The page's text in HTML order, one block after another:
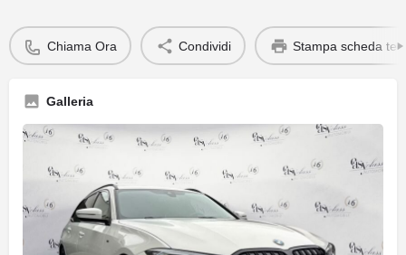
Chiama Ora Condividi Stampa scheda
Galleria